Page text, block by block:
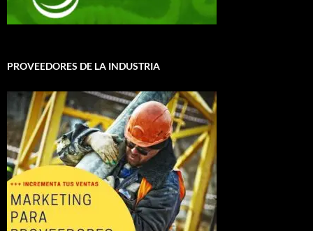
PROVEEDORES DE LA INDUSTRIA